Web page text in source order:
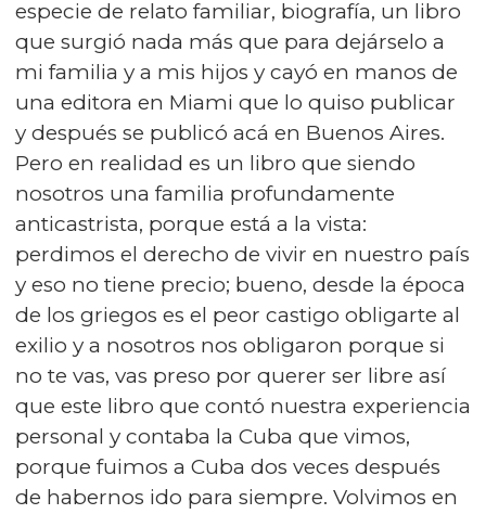
especie de relato familiar, biografía, un libro
que surgió nada más que para dejárselo a
mi familia y a mis hijos y cayó en manos de
una editora en Miami que lo quiso publicar
y después se publicó acá en Buenos Aires.
Pero en realidad es un libro que siendo
nosotros una familia profundamente
anticastrista, porque está a la vista:
perdimos el derecho de vivir en nuestro país
y eso no tiene precio; bueno, desde la época
de los griegos es el peor castigo obligarte al
exilio y a nosotros nos obligaron porque si
no te vas, vas preso por querer ser libre así
que este libro que contó nuestra experiencia
personal y contaba la Cuba que vimos,
porque fuimos a Cuba dos veces después
de habernos ido para siempre. Volvimos en